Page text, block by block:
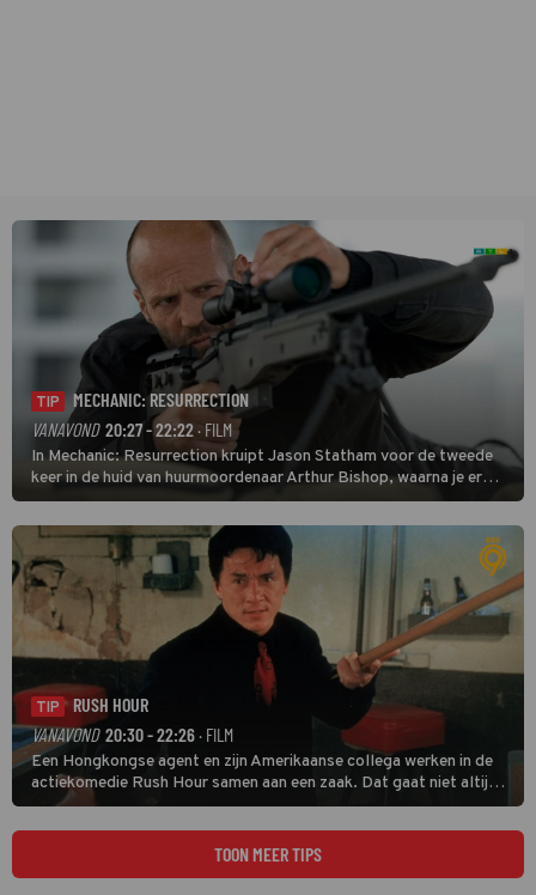
TIP
MECHANIC: RESURRECTION
VANAVOND 20:27 - 22:22· FILM
In Mechanic: Resurrection kruipt Jason Statham voor de tweede
keer in de huid van huurmoordenaar Arthur Bishop, waarna je er
donder op kunt zeggen dat er van Bishops geplande pensioen niet
veel terechtkomt.
TIP
RUSH HOUR
VANAVOND 20:30 - 22:26 · FILM
Een Hongkongse agent en zijn Amerikaanse collega werken in de
actiekomedie Rush Hour samen aan een zaak. Dat gaat niet altijd
van een leien dakje.
TOON MEER TIPS